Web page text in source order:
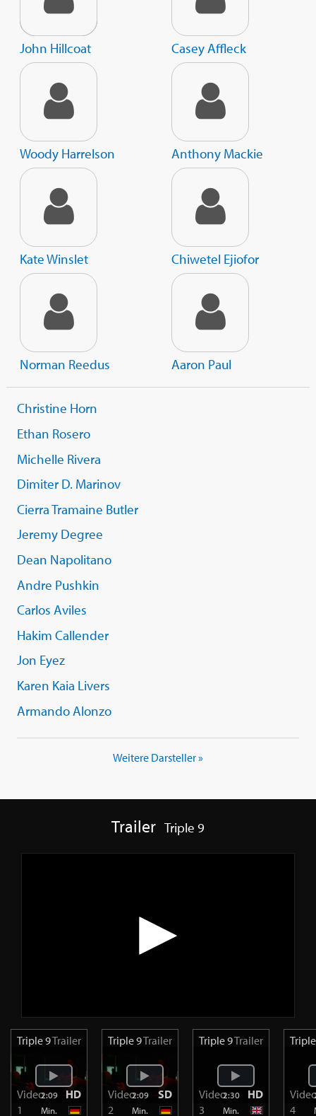
John Hillcoat Casey Affleck
Woody Harrelson Anthony Mackie
Kate Winslet Chiwetel Ejiofor
Norman Reedus Aaron Paul
Christine Horn
Ethan Rosero
Michelle Rivera
Dimiter D. Marinov
Cierra Tramaine Butler
Jeremy Degree
Dean Napolitano
Andre Pushkin
Carlos Aviles
Hakim Callender
Jon Eyez
Karen Kaia Livers
Armando Alonzo
Weitere Darsteller »
Trailer Triple 9
Triple 9Trailer
Video
1
2:09
Min.
HD
Triple 9Trailer
Video
2
2:09
Min.
SD
Triple 9Trailer
Video
3
2:30
Min.
HD
4